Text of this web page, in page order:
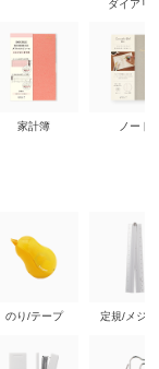
家計簿
ダイアリ
ノート
のり/テープ 定規/メジ